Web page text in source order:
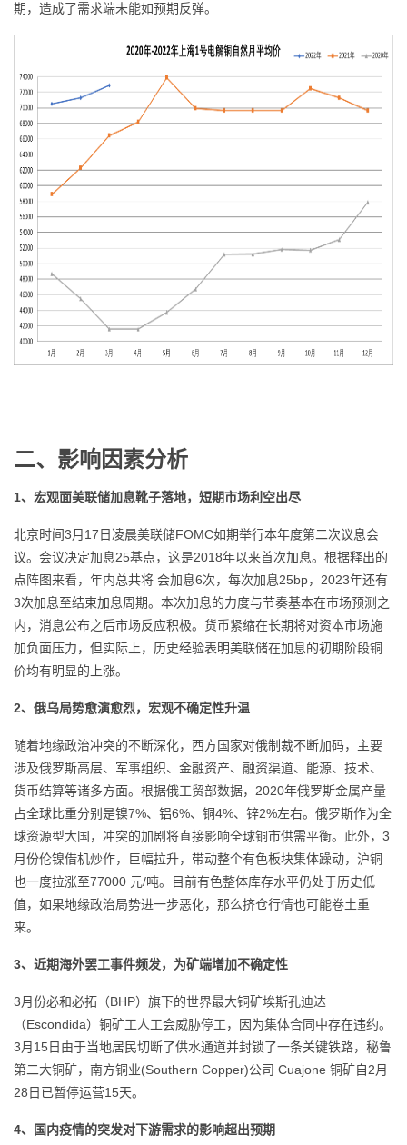
期，造成了需求端未能如预期反弹。
二、影响因素分析
1、宏观面美联储加息靴子落地，短期市场利空出尽
北京时间3月17日凌晨美联储FOMC如期举行本年度第二次议息会
议。会议决定加息25基点，这是2018年以来首次加息。根据释出的
点阵图来看，年内总共将 会加息6次，每次加息25bp，2023年还有
3次加息至结束加息周期。本次加息的力度与节奏基本在市场预测之
内，消息公布之后市场反应积极。货币紧缩在长期将对资本市场施
加负面压力，但实际上，历史经验表明美联储在加息的初期阶段铜
价均有明显的上涨。
2、俄乌局势愈演愈烈，宏观不确定性升温
随着地缘政治冲突的不断深化，西方国家对俄制裁不断加码，主要
涉及俄罗斯高层、军事组织、金融资产、融资渠道、能源、技术、
货币结算等诸多方面。根据俄工贸部数据，2020年俄罗斯金属产量
占全球比重分别是镍7%、铝6%、铜4%、锌2%左右。俄罗斯作为全
球资源型大国，冲突的加剧将直接影响全球铜市供需平衡。此外，3
月份伦镍借机炒作，巨幅拉升，带动整个有色板块集体躁动，沪铜
也一度拉涨至77000 元/吨。目前有色整体库存水平仍处于历史低
值，如果地缘政治局势进一步恶化，那么挤仓行情也可能卷土重
来。
3、近期海外罢工事件频发，为矿端增加不确定性
3月份必和必拓（BHP）旗下的世界最大铜矿埃斯孔迪达
（Escondida）铜矿工人工会威胁停工，因为集体合同中存在违约。
3月15日由于当地居民切断了供水通道并封锁了一条关键铁路，秘鲁
第二大铜矿，南方铜业(Southern Copper)公司 Cuajone 铜矿自2月
28日已暂停运营15天。
4、国内疫情的突发对下游需求的影响超出预期